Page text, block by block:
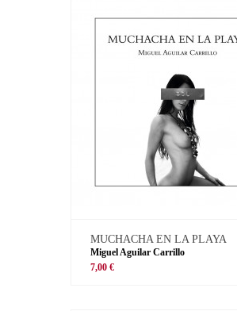
MUCHACHA EN LA PLAYA
Miguel Aguilar Carrillo
7,00 €